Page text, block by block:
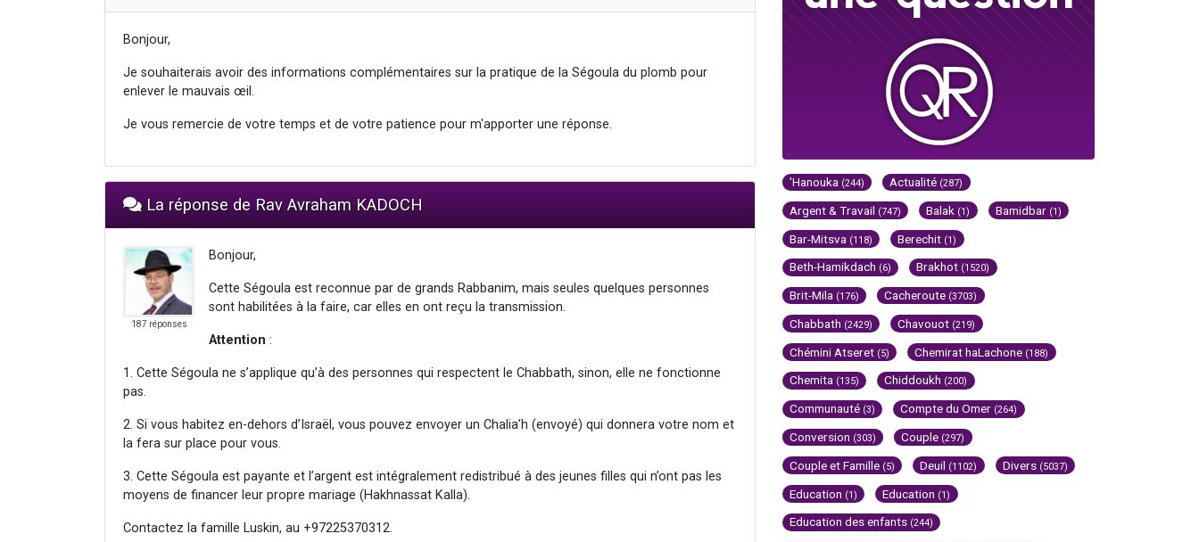
Bonjour,
Je souhaiterais avoir des informations complémentaires sur la pratique de la Ségoula du plomb pour
enlever le mauvais œil.
Je vous remercie de votre temps et de votre patience pour m'apporter une réponse.
La réponse de Rav Avraham KADOCH
187 réponses
Bonjour,
Cette Ségoula est reconnue par de grands Rabbanim, mais seules quelques personnes
sont habilitées à la faire, car elles en ont reçu la transmission.
Attention :
1. Cette Ségoula ne s’applique qu’à des personnes qui respectent le Chabbath, sinon, elle ne fonctionne
pas.
2. Si vous habitez en-dehors d’Israël, vous pouvez envoyer un Chalia’h (envoyé) qui donnera votre nom et
la fera sur place pour vous.
3. Cette Ségoula est payante et l’argent est intégralement redistribué à des jeunes filles qui n’ont pas les
moyens de financer leur propre mariage (Hakhnassat Kalla).
Contactez la famille Luskin, au +97225370312.
'Hanouka (244) Actualité (287)
Argent & Travail (747) Balak (1) Bamidbar (1)
Bar-Mitsva (118) Berechit (1)
Beth-Hamikdach (6) Brakhot (1520)
Brit-Mila (176) Cacheroute (3703)
Chabbath (2429) Chavouot (219)
Chémini Atseret (5) Chemirat haLachone (188)
Chemita (135) Chiddoukh (200)
Communauté (3) Compte du Omer (264)
Conversion (303) Couple (297)
Couple et Famille (5) Deuil (1102) Divers (5037)
Education (1) Education (1)
Education des enfants (244)